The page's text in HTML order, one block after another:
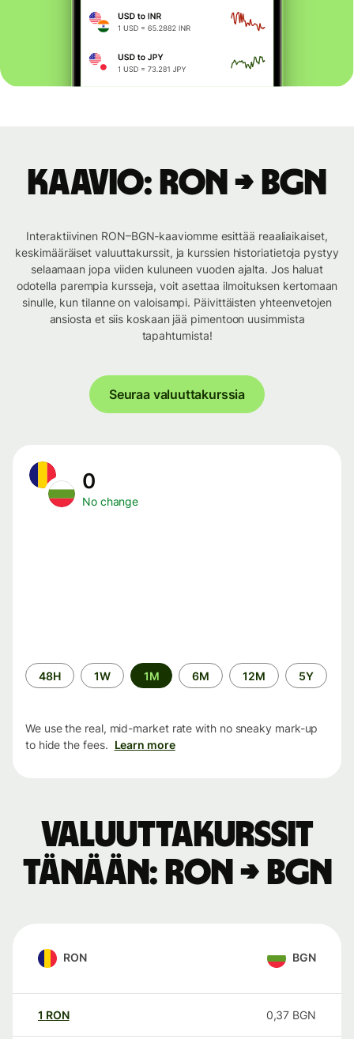
Kaavio: RON → BGN
Interaktiivinen RON–BGN-kaaviomme esittää reaaliaikaiset,
keskimääräiset valuuttakurssit, ja kurssien historiatietoja pystyy
selaamaan jopa viiden kuluneen vuoden ajalta. Jos haluat
odotella parempia kursseja, voit asettaa ilmoituksen kertomaan
sinulle, kun tilanne on valoisampi. Päivittäisten yhteenvetojen
ansiosta et siis koskaan jää pimentoon uusimmista
tapahtumista!
Seuraa valuuttakurssia
0
No change
Time
period
48H 1W 1M 6M 12M 5Y
We use the real, mid-market rate with no sneaky mark-up
to hide the fees. Learn more
Valuuttakurssit
tänään: RON → BGN
RON BGN
1 RON 0,37 BGN